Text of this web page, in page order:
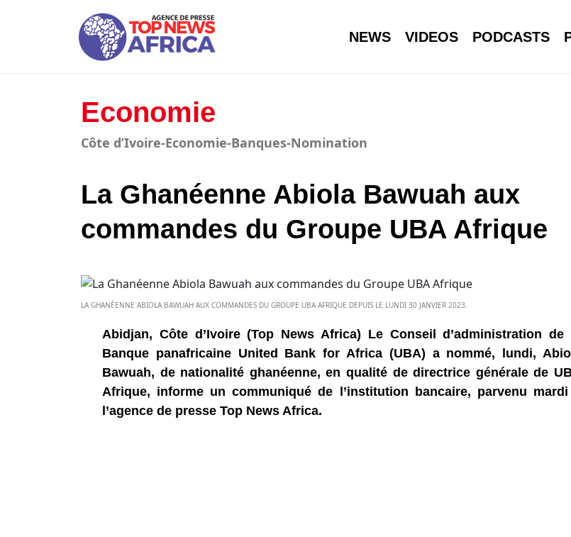
NEWS VIDEOS PODCASTS
Economie
Côte d’Ivoire-Economie-Banques-Nomination
La Ghanéenne Abiola Bawuah aux
commandes du Groupe UBA Afrique
LA GHANÉENNE ABIOLA BAWUAH AUX COMMANDES DU GROUPE UBA AFRIQUE DEPUIS LE LUNDI 30 JANVIER 2023.
Abidjan, Côte d’Ivoire (Top News Africa) Le Conseil d’administration de
Banque panafricaine United Bank for Africa (UBA) a nommé, lundi,
Bawuah, de nationalité ghanéenne, en qualité de directrice générale de
Afrique, informe un communiqué de l’institution bancaire, parvenu
l’agence de presse Top News Africa.